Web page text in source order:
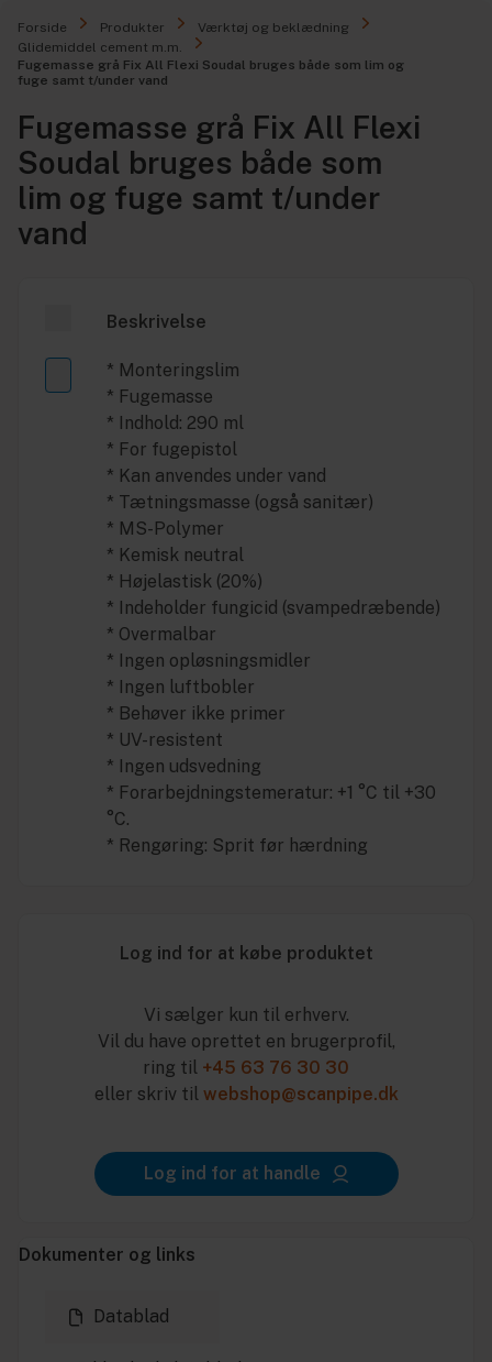
Forside Produkter
Værktøj og beklædning
Glidemiddel cement m.m.
Fugemasse grå Fix All Flexi Soudal bruges både som lim og
fuge samt t/under vand
Fugemasse grå Fix All Flexi
Soudal bruges både som
lim og fuge samt t/under
vand
Beskrivelse
* Monteringslim
* Fugemasse
* Indhold: 290 ml
* For fugepistol
* Kan anvendes under vand
* Tætningsmasse (også sanitær)
* MS-Polymer
* Kemisk neutral
* Højelastisk (20%)
* Indeholder fungicid (svampedræbende)
* Overmalbar
* Ingen opløsningsmidler
* Ingen luftbobler
* Behøver ikke primer
* UV-resistent
* Ingen udsvedning
* Forarbejdningstemeratur: +1 °C til +30
°C.
* Rengøring: Sprit før hærdning
Log ind for at købe produktet
Vi sælger kun til erhverv.
Vil du have oprettet en brugerprofil,
ring til +45 63 76 30 30
eller skriv til webshop@scanpipe.dk
Log ind for at handle
Dokumenter og links
Datablad